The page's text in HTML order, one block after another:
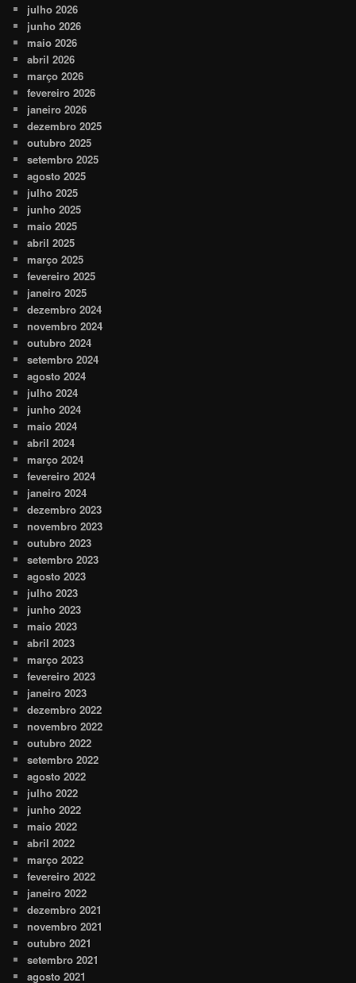
julho 2026
junho 2026
maio 2026
abril 2026
março 2026
fevereiro 2026
janeiro 2026
dezembro 2025
outubro 2025
setembro 2025
agosto 2025
julho 2025
junho 2025
maio 2025
abril 2025
março 2025
fevereiro 2025
janeiro 2025
dezembro 2024
novembro 2024
outubro 2024
setembro 2024
agosto 2024
julho 2024
junho 2024
maio 2024
abril 2024
março 2024
fevereiro 2024
janeiro 2024
dezembro 2023
novembro 2023
outubro 2023
setembro 2023
agosto 2023
julho 2023
junho 2023
maio 2023
abril 2023
março 2023
fevereiro 2023
janeiro 2023
dezembro 2022
novembro 2022
outubro 2022
setembro 2022
agosto 2022
julho 2022
junho 2022
maio 2022
abril 2022
março 2022
fevereiro 2022
janeiro 2022
dezembro 2021
novembro 2021
outubro 2021
setembro 2021
agosto 2021